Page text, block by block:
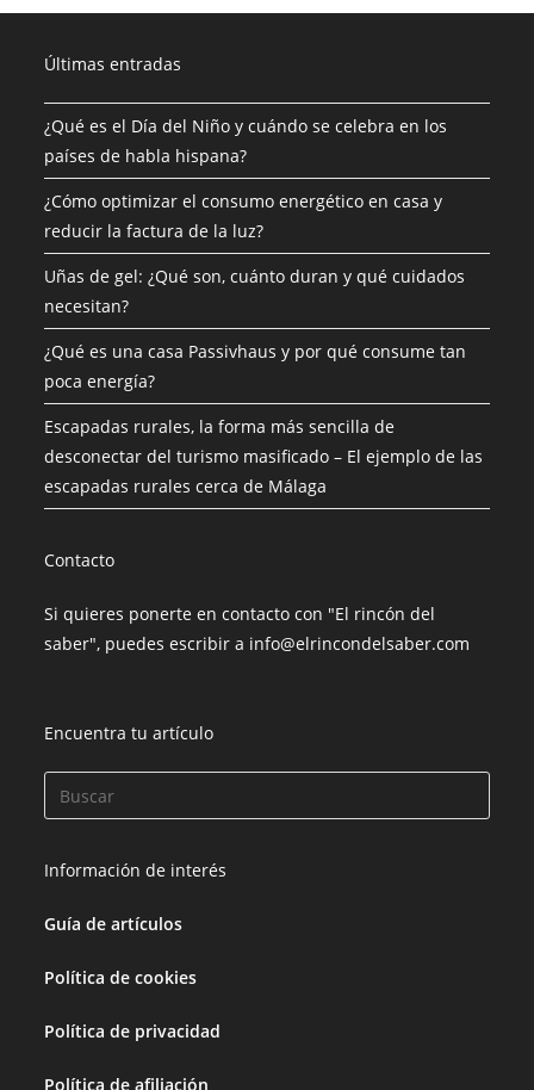
Últimas entradas
¿Qué es el Día del Niño y cuándo se celebra en los
países de habla hispana?
¿Cómo optimizar el consumo energético en casa y
reducir la factura de la luz?
Uñas de gel: ¿Qué son, cuánto duran y qué cuidados
necesitan?
¿Qué es una casa Passivhaus y por qué consume tan
poca energía?
Escapadas rurales, la forma más sencilla de
desconectar del turismo masificado – El ejemplo de las
escapadas rurales cerca de Málaga
Contacto
Si quieres ponerte en contacto con "El rincón del
saber", puedes escribir a info@elrincondelsaber.com
Encuentra tu artículo
Información de interés
Guía de artículos
Política de cookies
Política de privacidad
Política de afiliación